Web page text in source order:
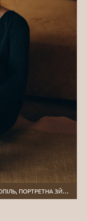
ІНДИВІДУАЛЬНА ФОТОСЕСІЯ У СТУДІЇ ТЕРНОПІЛЬ, ПОРТРЕТНА ЗЙОМКА ТЕРНОПІЛЬ, ПОРТРЕТНИЙ ФОТОГРАФ ЛЬВІВ